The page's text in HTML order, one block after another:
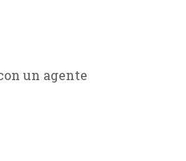
un agente